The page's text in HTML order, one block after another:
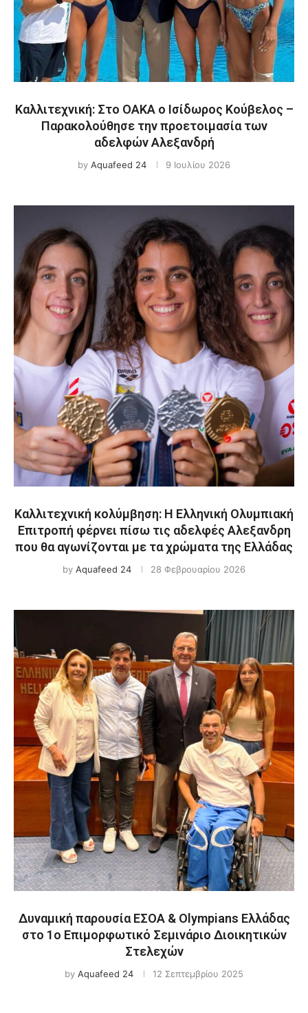
Καλλιτεχνική: Στο ΟΑΚΑ ο Ισίδωρος Κούβελος –
Παρακολούθησε την προετοιμασία των
αδελφών Αλεξανδρή
by Aquafeed 24 9 Ιουλίου 2026
Καλλιτεχνική κολύμβηση: Η Ελληνική Ολυμπιακή
Επιτροπή φέρνει πίσω τις αδελφές Αλεξανδρη
που θα αγωνίζονται με τα χρώματα της Ελλάδας
by Aquafeed 24 28 Φεβρουαρίου 2026
Δυναμική παρουσία ΕΣΟΑ & Olympians Ελλάδας
στο 1ο Επιμορφωτικό Σεμινάριο Διοικητικών
Στελεχών
by Aquafeed 24 12 Σεπτεμβρίου 2025